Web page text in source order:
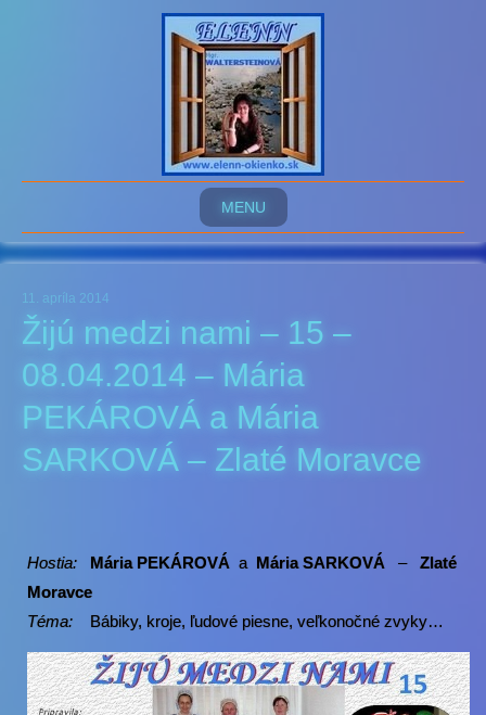
MENU
11. apríla 2014
Žijú medzi nami – 15 –
08.04.2014 – Mária
PEKÁROVÁ a Mária
SARKOVÁ – Zlaté Moravce
Hostia: Mária PEKÁROVÁ a Mária SARKOVÁ –Zlaté
Moravce
Téma: Bábiky, kroje, ľudové piesne, veľkonočné zvyky…